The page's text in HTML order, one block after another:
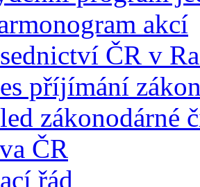
akcí
ČR v
příjímání
zákonodárné
ČR
řád